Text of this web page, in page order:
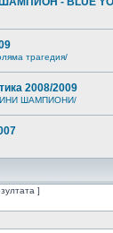
трагедия/
2008/2009
ШАМПИОНИ/
]